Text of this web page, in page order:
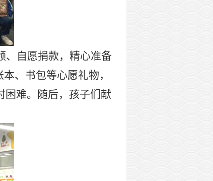
、自愿捐款，精心准备
、书包等心愿礼物，
困难。随后，孩子们献